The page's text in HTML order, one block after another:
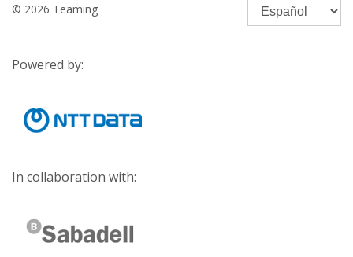
© 2026 Teaming
Powered by:
In collaboration with: